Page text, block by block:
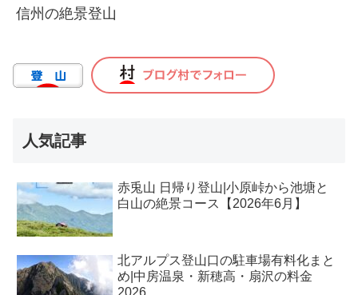
信州の絶景登山
人気記事
赤兎山 日帰り登山|小原峠から池塘と
白山の絶景コース【2026年6月】
北アルプス登山口の駐車場有料化まと
め|中房温泉・新穂高・扇沢の料金